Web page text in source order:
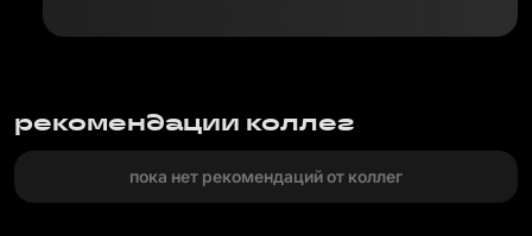
рекомендации коллег
пока нет рекомендаций от коллег